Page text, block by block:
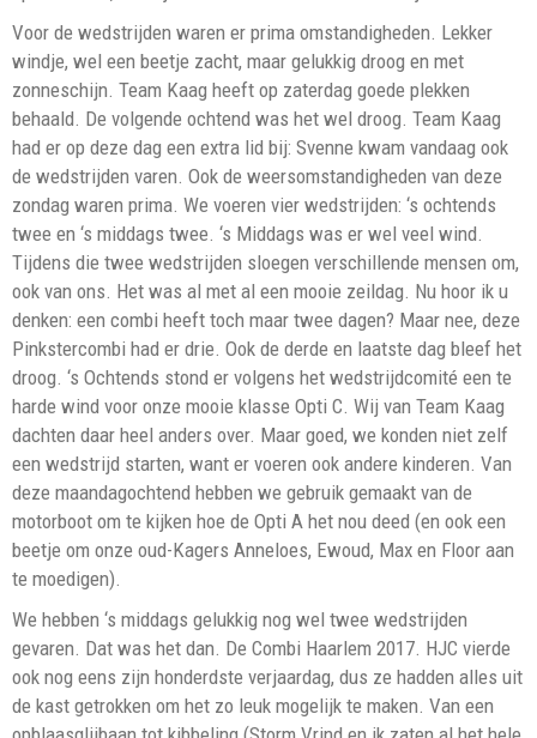
Voor de wedstrijden waren er prima omstandigheden. Lekker
windje, wel een beetje zacht, maar gelukkig droog en met
zonneschijn. Team Kaag heeft op zaterdag goede plekken
behaald. De volgende ochtend was het wel droog. Team Kaag
had er op deze dag een extra lid bij: Svenne kwam vandaag ook
de wedstrijden varen. Ook de weersomstandigheden van deze
zondag waren prima. We voeren vier wedstrijden: ‘s ochtends
twee en ‘s middags twee. ‘s Middags was er wel veel wind.
Tijdens die twee wedstrijden sloegen verschillende mensen om,
ook van ons. Het was al met al een mooie zeildag. Nu hoor ik u
denken: een combi heeft toch maar twee dagen? Maar nee, deze
Pinkstercombi had er drie. Ook de derde en laatste dag bleef het
droog. ‘s Ochtends stond er volgens het wedstrijdcomité een te
harde wind voor onze mooie klasse Opti C. Wij van Team Kaag
dachten daar heel anders over. Maar goed, we konden niet zelf
een wedstrijd starten, want er voeren ook andere kinderen. Van
deze maandagochtend hebben we gebruik gemaakt van de
motorboot om te kijken hoe de Opti A het nou deed (en ook een
beetje om onze oud-Kagers Anneloes, Ewoud, Max en Floor aan
te moedigen).
We hebben ‘s middags gelukkig nog wel twee wedstrijden
gevaren. Dat was het dan. De Combi Haarlem 2017. HJC vierde
ook nog eens zijn honderdste verjaardag, dus ze hadden alles uit
de kast getrokken om het zo leuk mogelijk te maken. Van een